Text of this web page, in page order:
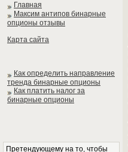
Главная
Максим антипов бинарные
опционы отзывы
Карта сайта
Как определить направление
тренда бинарные опционы
Как платить налог за
бинарные опционы
Претендующему на то, чтобы